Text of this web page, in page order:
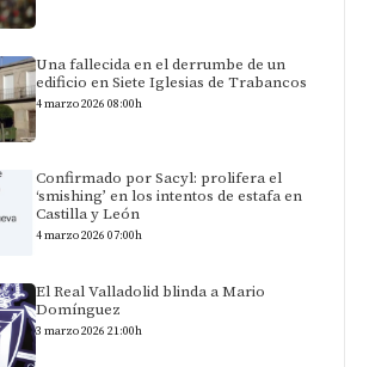
Una fallecida en el derrumbe de un
edificio en Siete Iglesias de Trabancos
4 marzo 2026 08:00h
Confirmado por Sacyl: prolifera el
‘smishing’ en los intentos de estafa en
Castilla y León
4 marzo 2026 07:00h
El Real Valladolid blinda a Mario
Domínguez
3 marzo 2026 21:00h